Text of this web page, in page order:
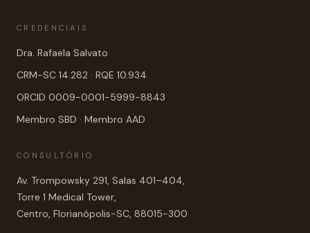
CREDENCIAIS
Dra. Rafaela Salvato
CRM-SC 14.282 · RQE 10.934
ORCID 0009-0001-5999-8843
Membro SBD · Membro AAD
CONSULTÓRIO
Av. Trompowsky 291, Salas 401–404,
Torre 1 Medical Tower,
Centro, Florianópolis-SC, 88015-300